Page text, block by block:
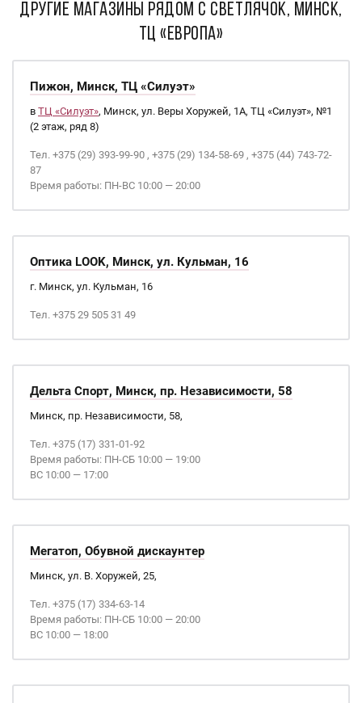
ДРУГИЕ МАГАЗИНЫ РЯДОМ С Светлячок, Минск,
ТЦ «Европа»
Пижон, Минск, ТЦ «Силуэт»
в ТЦ «Силуэт», Минск, ул. Веры Хоружей, 1А, ТЦ «Силуэт», №1
(2 этаж, ряд 8)
Тел. +375 (29) 393-99-90 , +375 (29) 134-58-69 , +375 (44) 743-72-
87
Время работы: ПН-ВС 10:00 — 20:00
Оптика LOOK, Минск, ул. Кульман, 16
г. Минск, ул. Кульман, 16
Тел. +375 29 505 31 49
Дельта Спорт, Минск, пр. Независимости, 58
Минск, пр. Независимости, 58,
Тел. +375 (17) 331-01-92
Время работы: ПН-СБ 10:00 — 19:00
ВС 10:00 — 17:00
Мегатоп, Обувной дискаунтер
Минск, ул. В. Хоружей, 25,
Тел. +375 (17) 334-63-14
Время работы: ПН-СБ 10:00 — 20:00
ВС 10:00 — 18:00